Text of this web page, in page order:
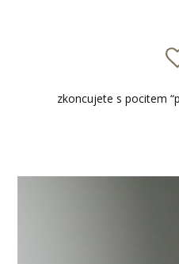
zkoncujete s pocitem